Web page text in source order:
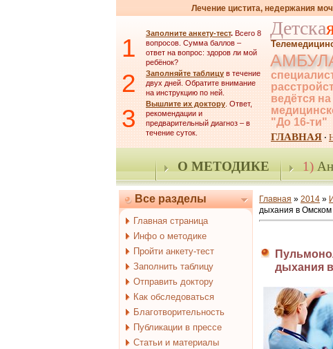
Лечение цистита, недержания
1 Заполните анкету-тест. Всего 8
вопросов. Сумма баллов –
ответ на вопрос: здоров ли мой
ребёнок?
2 Заполняйте таблицу в течение
двух дней. Обратите внимание
на инструкцию по ней.
3 Вышлите их доктору. Ответ,
рекомендации и
предварительный диагноз – в
течение суток.
Детска
ведётся
"До 16-ти"
ГЛАВНАЯ ·
О МЕТОДИКЕ 1)
Все разделы
Главная страница
Инфо о методике
Пройти анкету-тест
Заполнить таблицу
Отправить доктору
Как обследоваться
Благотворительность
Публикации в прессе
Статьи и материалы
Главная » 2014 »
дыхания в Омском
дыхания